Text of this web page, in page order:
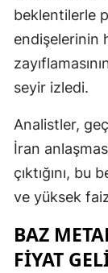
beklentilerle
endişelerinin
seyir izledi.
Analistler,
İran
çıktığını,
ve yüksek
BAZ
FIYAT